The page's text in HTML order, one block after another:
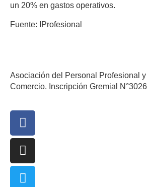
un 20% en gastos operativos.
Fuente: IProfesional
Asociación del Personal Profesional
Comercio. Inscripción Gremial N°3026